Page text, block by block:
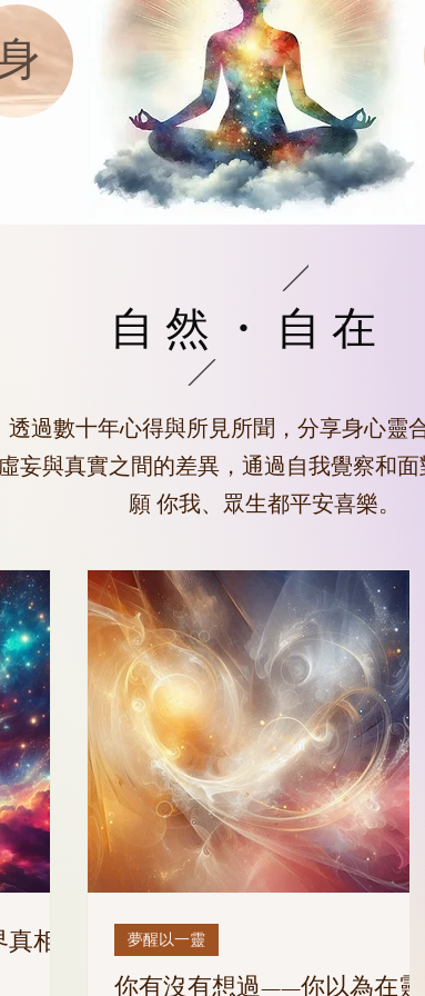
自然・自在
透過數十年心得與所見所聞，分享身心靈
妄與真實之間的差異，通過自我覺察和面
願 你我、眾生都平安喜樂。
相
你有沒有想過——你以為在靈
夢醒以一靈